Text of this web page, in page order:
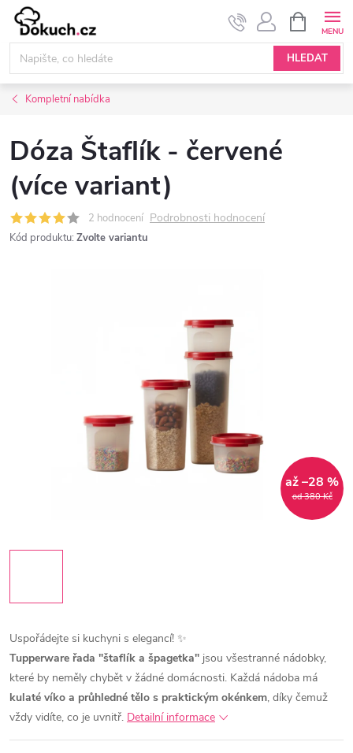
Přejít
obsah
HLEDAT
NÁKUPNÍ
KOŠÍK
Kompletní nabídka
Dóza Štaflík - červené
(více variant)
2 hodnocení Podrobnosti hodnocení
Kód produktu: Zvolte variantu
od 380 Kč
až –28 %
Uspořádejte si kuchyni s elegancí! ✨
Tupperware řada "štaflík a špagetka" jsou všestranné nádobky,
které by neměly chybět v žádné domácnosti. Každá nádoba má
kulaté víko a průhledné tělo s praktickým okénkem, díky čemuž
vždy vidíte, co je uvnitř. Detailní informace